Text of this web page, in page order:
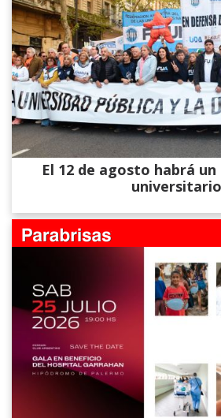
El 12 de agosto habrá
universitario